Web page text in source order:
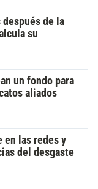
después de la
su
un fondo para
aliados
en las redes y
del desgaste